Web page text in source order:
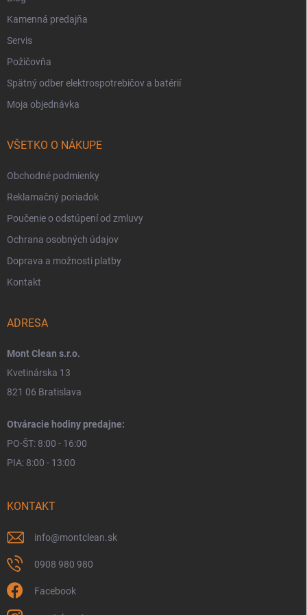
Kamenná predajňa
Servis
Požičovňa
Spätný odber elektrospotrebičov a batérií
Moja objednávka
VŠETKO O NÁKUPE
Obchodné podmienky
Reklamačný poriadok
Poučenie o odstúpení od zmluvy
Ochrana osobných údajov
Doprava a možnosti platby
Kontakt
ADRESA
Mont Clean s.r.o.
Kvetinárska 13
821 06 Bratislava
Otváracie hodiny predajne:
PO-ŠT: 8:00 - 16:00
PIA: 8:00 - 13:00
KONTAKT
info@montclean.sk
0908 980 980
Facebook